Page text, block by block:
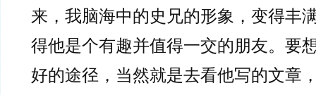
来，我脑海中的史兄的形象，变得丰
得他是个有趣并值得一交的朋友。要
好的途径，当然就是去看他写的文章